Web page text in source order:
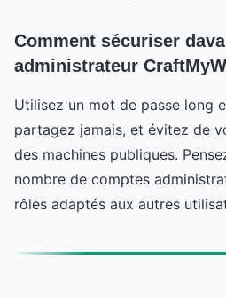
Comment sécuriser
administrateur
Utilisez un mot de passe long
partagez jamais, et évitez de
des machines publiques.
nombre de comptes
rôles adaptés aux autres